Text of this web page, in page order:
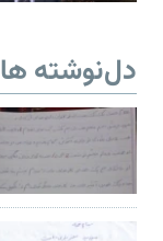
دل‌نوشته ها